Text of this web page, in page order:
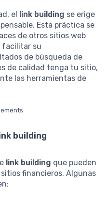
el link building se erige
Esta práctica se
de otros sitios web
facilitar su
de búsqueda de
de calidad tenga tu sitio,
las herramientas de
building
link building que pueden
financieros. Algunas